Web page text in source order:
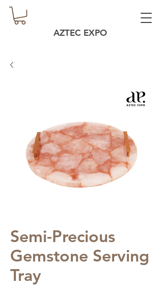
AZTEC EXPO
Semi-Precious
Gemstone Serving
Tray